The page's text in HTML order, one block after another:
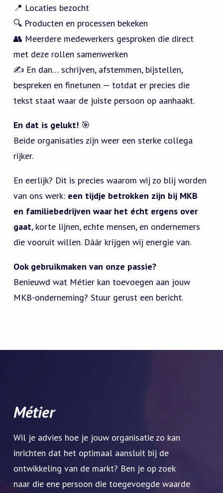
📍 Locaties bezocht
🔍 Producten en processen bekeken
👥 Meerdere medewerkers gesproken die direct
met deze rollen samenwerken
✍️ En dan… schrijven, afstemmen, bijstellen,
bespreken en finetunen — totdat er precies die
tekst staat waar de juiste persoon op aanhaakt.
En dat is gelukt! 🎯
Beide organisaties zijn weer een sterke collega
rijker.
En eerlijk? Dit is precies waarom wij zo blij worden
van ons werk: een tijdje betrokken zijn bij MKB
en familiebedrijven waar het écht ergens over
gaat, korte lijnen, echte mensen, en ondernemers
die vooruit willen. Dáár krijgen wij energie van.
Ook gebruikmaken van onze passie?
Benieuwd wat Métier kan toevoegen aan jouw
MKB-onderneming? Stuur gerust een bericht.
Métier
Wil je advies hoe je jouw organisatie zo kan
inrichten dat het optimaal aansluit bij de
ontwikkeling van de markt? Ben je op zoek
naar die ene persoon die toegevoegde waarde